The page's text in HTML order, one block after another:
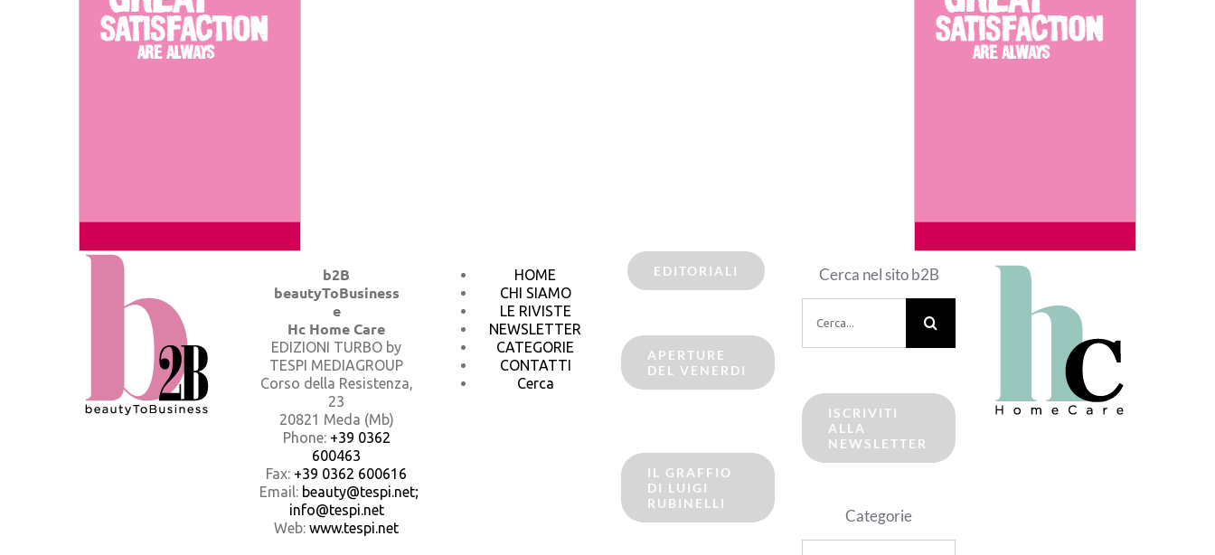
b2B
beautyToBusiness
e
Hc Home Care
EDIZIONI TURBO by
TESPI MEDIAGROUP
Corso della Resistenza,
23
20821 Meda (Mb)
Phone: +39 0362
600463
Fax: +39 0362 600616
Email: beauty@tespi.net;
info@tespi.net
Web: www.tespi.net
HOME
CHI SIAMO
LE RIVISTE
NEWSLETTER
CATEGORIE
CONTATTI
Cerca
EDITORIALI
APERTURE
DEL VENERDI
IL GRAFFIO
DI LUIGI
RUBINELLI
Cerca nel sito b2B
per:
ISCRIVITI
ALLA
NEWSLETTER
Categorie